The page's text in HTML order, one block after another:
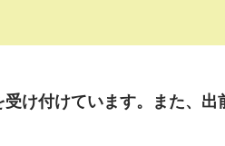
け付けています。また、出